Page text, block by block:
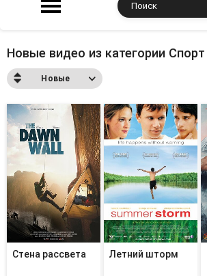
Новые видео из категории Спорт
Новые
Стена рассвета Летний шторм